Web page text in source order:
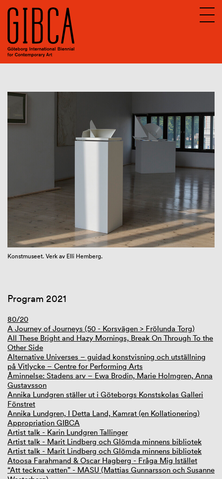
Nätverket
GIBCA Extended 2013
GIBCA Extended 2021
Aktörer 2021
GIBCA Extended 2023
GIBCA Extended 2025
Konstmuseet. Verk av Elli Hemberg.
Program 2021
80/20
A Journey of Journeys (50 - Korsvägen > Frölunda Torg)
All These Bright and Hazy Mornings, Break On Through To the
Other Side
Alternative Universes – guidad konstvisning och utställning
på Vitlycke – Centre for Performing Arts
Åminnelse: Stadens arv – Ewa Brodin, Marie Holmgren, Anna
Gustavsson
Annika Lundgren ställer ut i Göteborgs Konstskolas Galleri
Fönstret
Annika Lundgren, I Detta Land, Kamrat (en Kollationering)
Appropriation GIBCA
Artist talk - Karin Lundgren Tallinger
Artist talk - Marit Lindberg och Glömda minnens bibliotek
Artist talk - Marit Lindberg och Glömda minnens bibliotek
Atoosa Farahmand & Oscar Hagberg - Fråga Mig Istället
“Att teckna vatten” - MASU (Mattias Gunnarsson och Susanne